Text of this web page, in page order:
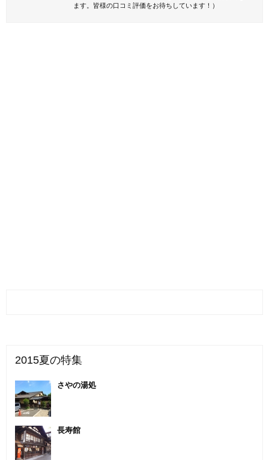
ます。皆様の口コミ評価をお待ちしています！）
2015夏の特集
さやの湯処
長寿館